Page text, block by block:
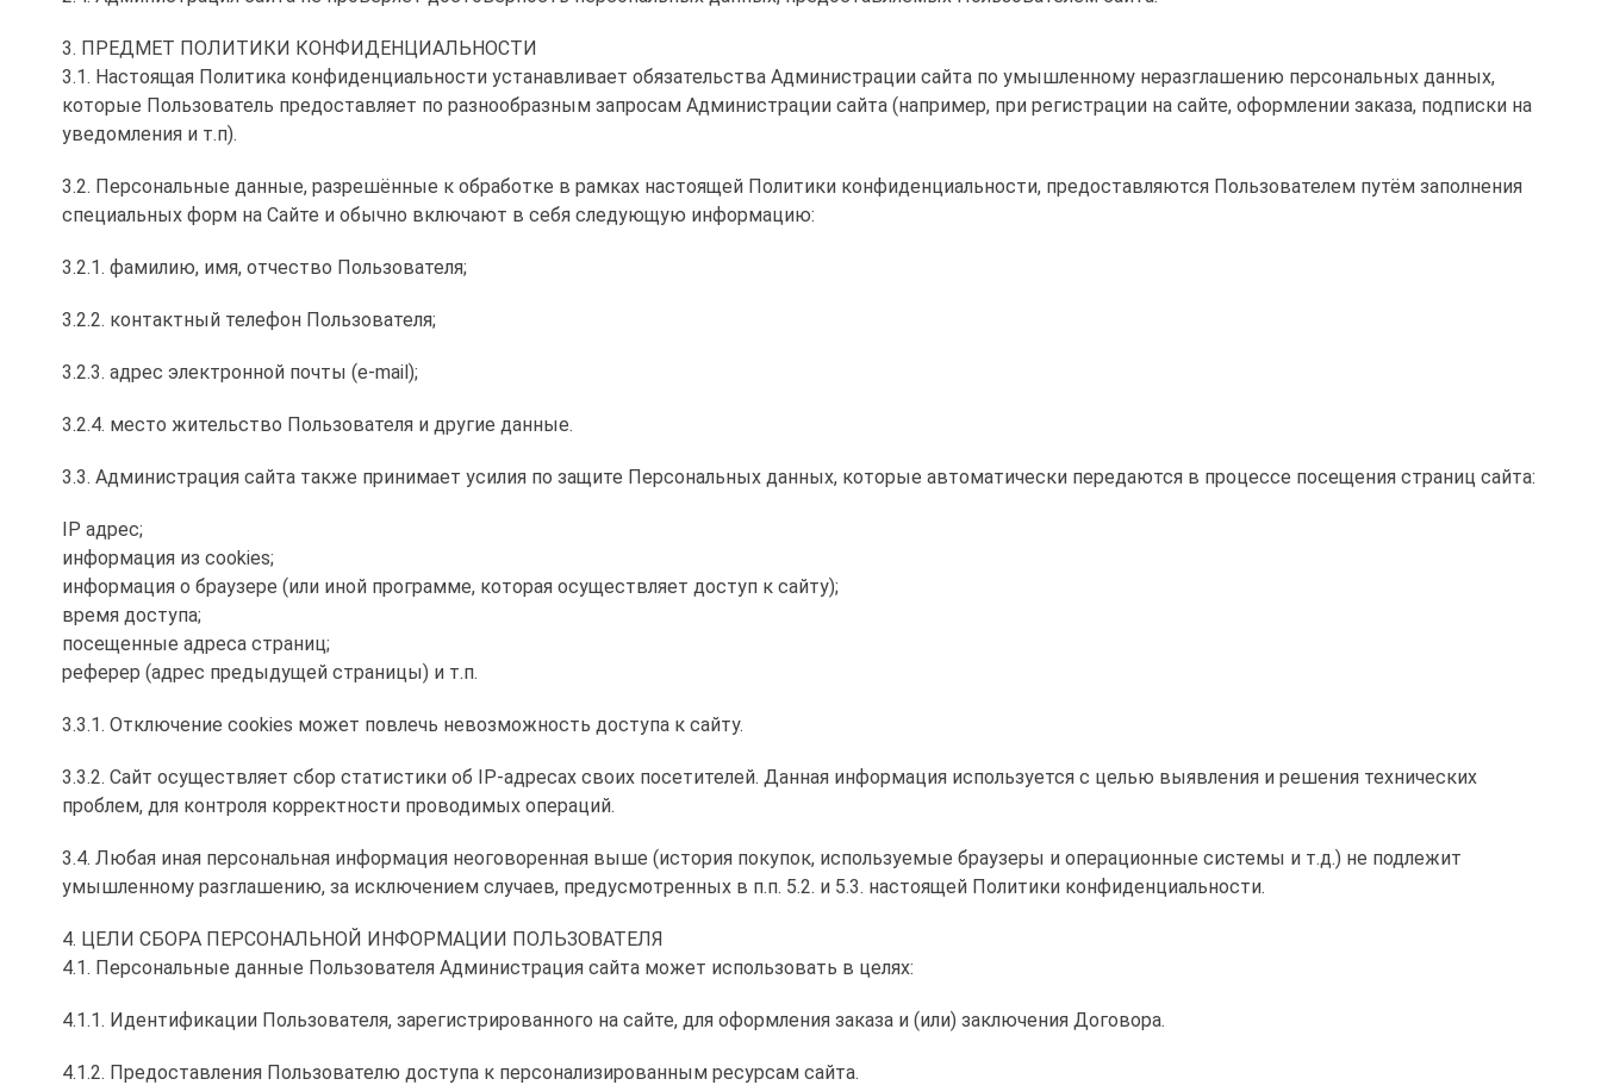
3. ПРЕДМЕТ ПОЛИТИКИ КОНФИДЕНЦИАЛЬНОСТИ
3.1. Настоящая Политика конфиденциальности устанавливает обязательства Администрации сайта по умышленному неразглашению персональных данных,
которые Пользователь предоставляет по разнообразным запросам Администрации сайта (например, при регистрации на сайте, оформлении заказа, подписки на
уведомления и т.п).
3.2. Персональные данные, разрешённые к обработке в рамках настоящей Политики конфиденциальности, предоставляются Пользователем путём заполнения
специальных форм на Сайте и обычно включают в себя следующую информацию:
3.2.1. фамилию, имя, отчество Пользователя;
3.2.2. контактный телефон Пользователя;
3.2.3. адрес электронной почты (e-mail);
3.2.4. место жительство Пользователя и другие данные.
3.3. Администрация сайта также принимает усилия по защите Персональных данных, которые автоматически передаются в процессе посещения страниц сайта:
IP адрес;
информация из cookies;
информация о браузере (или иной программе, которая осуществляет доступ к сайту);
время доступа;
посещенные адреса страниц;
реферер (адрес предыдущей страницы) и т.п.
3.3.1. Отключение cookies может повлечь невозможность доступа к сайту.
3.3.2. Сайт осуществляет сбор статистики об IP-адресах своих посетителей. Данная информация используется с целью выявления и решения технических
проблем, для контроля корректности проводимых операций.
3.4. Любая иная персональная информация неоговоренная выше (история покупок, используемые браузеры и операционные системы и т.д.) не подлежит
умышленному разглашению, за исключением случаев, предусмотренных в п.п. 5.2. и 5.3. настоящей Политики конфиденциальности.
4. ЦЕЛИ СБОРА ПЕРСОНАЛЬНОЙ ИНФОРМАЦИИ ПОЛЬЗОВАТЕЛЯ
4.1. Персональные данные Пользователя Администрация сайта может использовать в целях:
4.1.1. Идентификации Пользователя, зарегистрированного на сайте, для оформления заказа и (или) заключения Договора.
4.1.2. Предоставления Пользователю доступа к персонализированным ресурсам сайта.